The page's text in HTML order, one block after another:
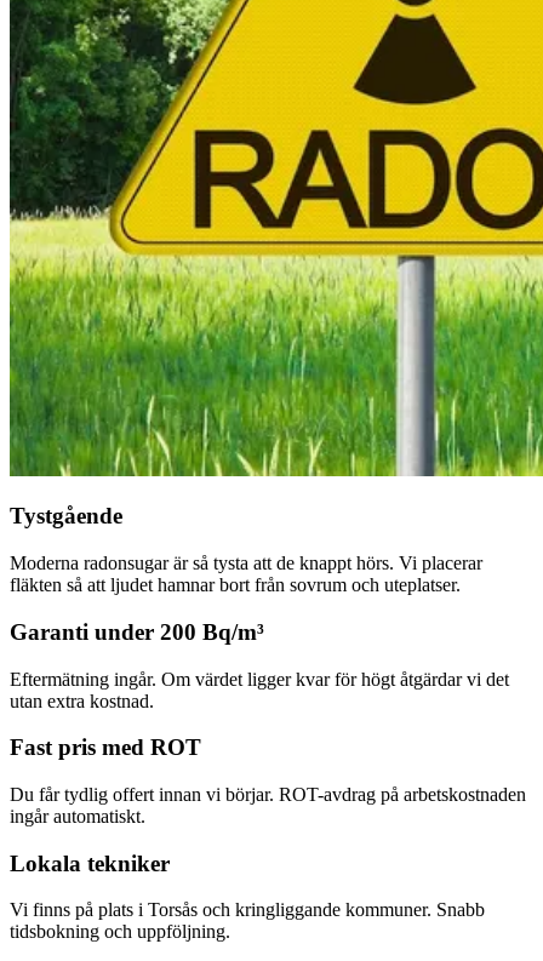
Tystgående
Moderna radonsugar är så tysta att de knappt hörs. Vi placerar
fläkten så att ljudet hamnar bort från sovrum och uteplatser.
Garanti under 200 Bq/m³
Eftermätning ingår. Om värdet ligger kvar för högt åtgärdar vi det
utan extra kostnad.
Fast pris med ROT
Du får tydlig offert innan vi börjar. ROT-avdrag på arbetskostnaden
ingår automatiskt.
Lokala tekniker
Vi finns på plats i Torsås och kringliggande kommuner. Snabb
tidsbokning och uppföljning.